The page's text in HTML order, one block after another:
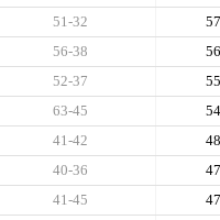
57
51-32
56
56-38
55
52-37
54
63-45
48
41-42
47
40-36
47
41-45